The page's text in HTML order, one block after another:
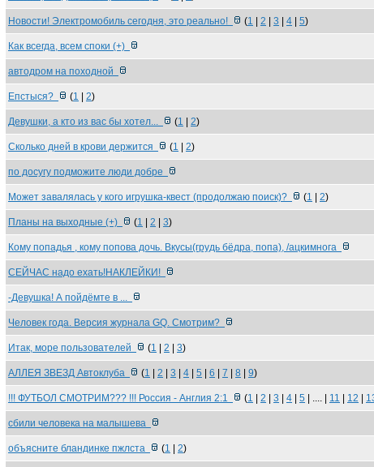
Новости! Электромобиль сегодня, это реально! (1 2 3 4 5)
Как всегда, всем споки (+)
автодром на походной
Епстыся? (1 2)
Девушки, а кто из вас бы хотел... (1 2)
Сколько дней в крови держится (1 2)
по досугу подможите люди добре
Может завалялась у кого игрушка-квест (продолжаю поиск)? (1 2)
Планы на выходные (+) (1 2 3)
Кому попадья , кому попова дочь. Вкусы(грудь бёдра, попа), /ацкимнога
СЕЙЧАС надо ехать!НАКЛЕЙКИ!
-Девушка! А пойдёмте в ...
Человек года. Версия журнала GQ. Смотрим?
Итак, море пользователей (1 2 3)
АЛЛЕЯ ЗВЕЗД Автоклуба (1 2 3 4 5 6 7 8 9)
!!! ФУТБОЛ СМОТРИМ??? !!! Россия - Англия 2:1 (1 2 3 4 5 | .... | 11 12
сбили человека на малышева
объясните бландинке пжлста (1 2)